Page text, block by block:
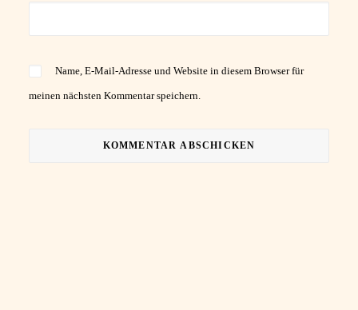
Name, E-Mail-Adresse und Website in diesem Browser für
meinen nächsten Kommentar speichern.